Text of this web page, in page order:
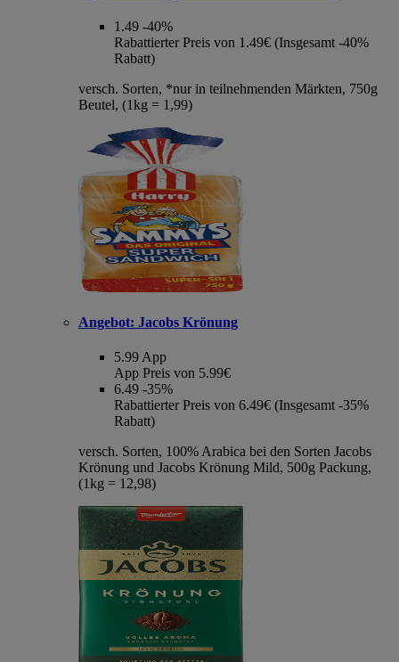
1.49 -40%
Rabattierter Preis von 1.49€ (Insgesamt -40%
Rabatt)
versch. Sorten, *nur in teilnehmenden Märkten, 750g
Beutel, (1kg = 1,99)
Angebot: Jacobs Krönung
5.99App
App Preis von 5.99€
6.49 -35%
Rabattierter Preis von 6.49€ (Insgesamt -35%
Rabatt)
versch. Sorten, 100% Arabica bei den Sorten Jacobs
Krönung und Jacobs Krönung Mild, 500g Packung,
(1kg = 12,98)